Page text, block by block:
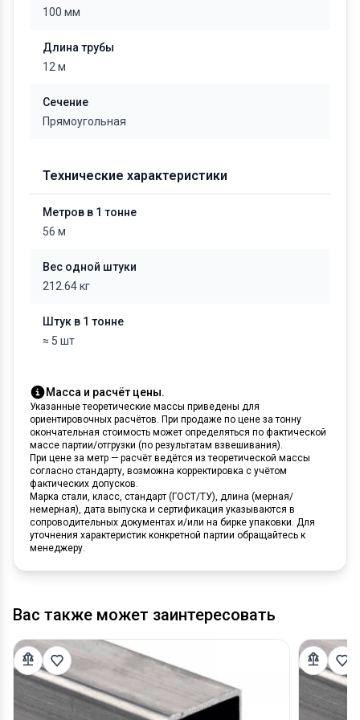
100 мм
Длина трубы
12 м
Сечение
Прямоугольная
Технические характеристики
Метров в 1 тонне
56 м
Вес одной штуки
212.64 кг
Штук в 1 тонне
≈ 5 шт
Масса и расчёт цены.
Указанные теоретические массы приведены для
ориентировочных расчётов. При продаже по цене за тонну
окончательная стоимость может определяться по фактической
массе партии/отгрузки (по результатам взвешивания).
При цене за метр — расчёт ведётся из теоретической массы
согласно стандарту, возможна корректировка с учётом
фактических допусков.
Марка стали, класс, стандарт (ГОСТ/ТУ), длина (мерная/
немерная), дата выпуска и сертификация указываются в
сопроводительных документах и/или на бирке упаковки. Для
уточнения характеристик конкретной партии обращайтесь к
менеджеру.
Вас также может заинтересовать